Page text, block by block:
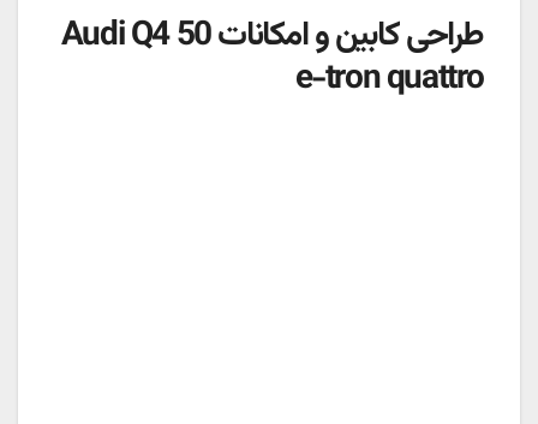
طراحی کابین و امکانات Audi Q4 50
e-tron quattro